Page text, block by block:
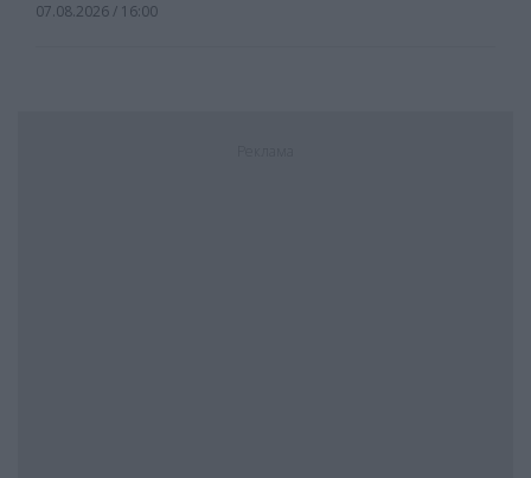
07.08.2026 / 16:00